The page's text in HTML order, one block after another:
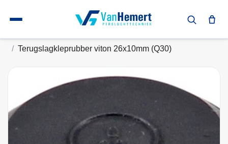
Terug naar home
Zuigercompressor onderdelen
Terugslagkleprubber viton 26x10mm (Q30)